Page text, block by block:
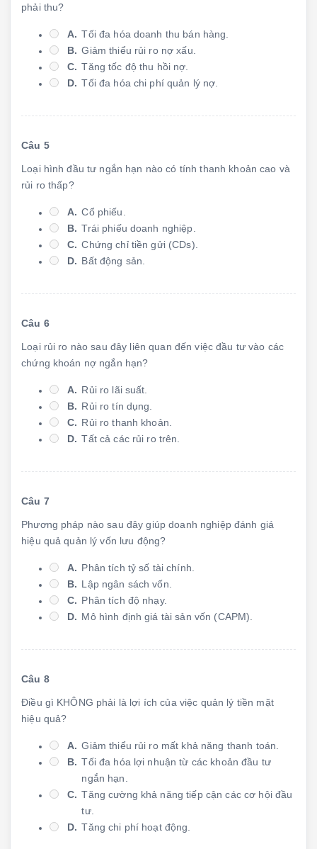
phải thu?
A. Tối đa hóa doanh thu bán hàng.
B. Giảm thiểu rủi ro nợ xấu.
C. Tăng tốc độ thu hồi nợ.
D. Tối đa hóa chi phí quản lý nợ.
Câu 5
Loại hình đầu tư ngắn hạn nào có tính thanh khoản cao và
rủi ro thấp?
A. Cổ phiếu.
B. Trái phiếu doanh nghiệp.
C. Chứng chỉ tiền gửi (CDs).
D. Bất động sản.
Câu 6
Loại rủi ro nào sau đây liên quan đến việc đầu tư vào các
chứng khoán nợ ngắn hạn?
A. Rủi ro lãi suất.
B. Rủi ro tín dụng.
C. Rủi ro thanh khoản.
D. Tất cả các rủi ro trên.
Câu 7
Phương pháp nào sau đây giúp doanh nghiệp đánh giá
hiệu quả quản lý vốn lưu động?
A. Phân tích tỷ số tài chính.
B. Lập ngân sách vốn.
C. Phân tích độ nhạy.
D. Mô hình định giá tài sản vốn (CAPM).
Câu 8
Điều gì KHÔNG phải là lợi ích của việc quản lý tiền mặt
hiệu quả?
A. Giảm thiểu rủi ro mất khả năng thanh toán.
B. Tối đa hóa lợi nhuận từ các khoản đầu tư
ngắn hạn.
C. Tăng cường khả năng tiếp cận các cơ hội đầu
tư.
D. Tăng chi phí hoạt động.